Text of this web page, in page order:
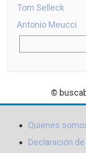
Tom Selleck
Antonio Meucci
©
Quienes
Declaración